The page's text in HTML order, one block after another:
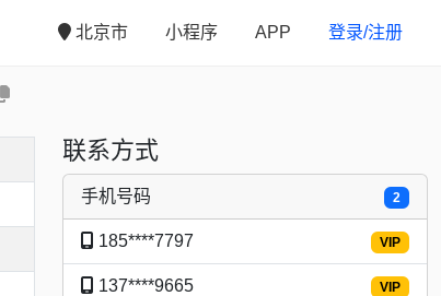
北京市 小程序 APP 登录/注册
联系方式
2
手机号码
VIP
185****7797
VIP
137****9665